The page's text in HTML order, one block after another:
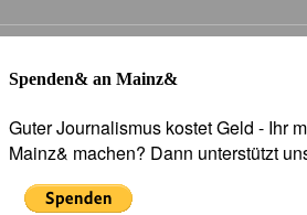
Spenden& an Mainz&
Guter Journalismus kostet Geld - Ihr
Mainz& machen? Dann unterstützt